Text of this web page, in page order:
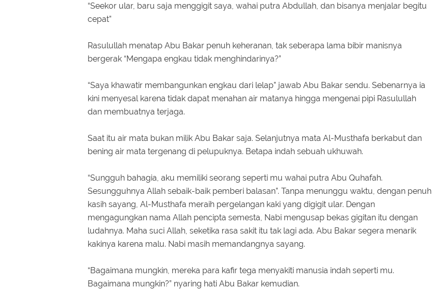
“Seekor ular, baru saja menggigit saya, wahai putra Abdullah, dan bisanya menjalar begitu
cepat”
Rasulullah menatap Abu Bakar penuh keheranan, tak seberapa lama bibir manisnya
bergerak “Mengapa engkau tidak menghindarinya?”
“Saya khawatir membangunkan engkau dari lelap” jawab Abu Bakar sendu. Sebenarnya ia
kini menyesal karena tidak dapat menahan air matanya hingga mengenai pipi Rasulullah
dan membuatnya terjaga.
Saat itu air mata bukan milik Abu Bakar saja. Selanjutnya mata Al-Musthafa berkabut dan
bening air mata tergenang di pelupuknya. Betapa indah sebuah ukhuwah.
“Sungguh bahagia, aku memiliki seorang seperti mu wahai putra Abu Quhafah.
Sesungguhnya Allah sebaik-baik pemberi balasan”. Tanpa menunggu waktu, dengan penuh
kasih sayang, Al-Musthafa meraih pergelangan kaki yang digigit ular. Dengan
mengagungkan nama Allah pencipta semesta, Nabi mengusap bekas gigitan itu dengan
ludahnya. Maha suci Allah, seketika rasa sakit itu tak lagi ada. Abu Bakar segera menarik
kakinya karena malu. Nabi masih memandangnya sayang.
“Bagaimana mungkin, mereka para kafir tega menyakiti manusia indah seperti mu.
Bagaimana mungkin?” nyaring hati Abu Bakar kemudian.